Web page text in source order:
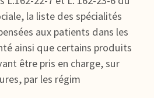
la liste des spécialités
aux patients dans les
ainsi que certains produits
être pris en charge, sur
par les régim